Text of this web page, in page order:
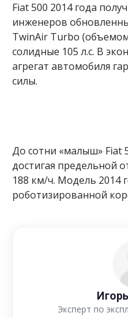
Fiat 500 2014 года
инженеров
TwinAir Turbo
солидные 105 л.с. В
агрегат автомобиля
силы.
До сотни «малыш» Fiat
достигая предельной
188 км/ч. Модель 2014
роботизированной
Эксперт по